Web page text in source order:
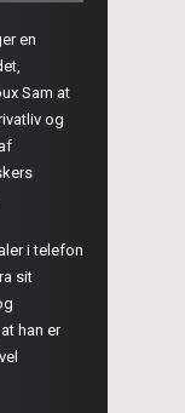
en
Sam at
og
i telefon
sit
han er